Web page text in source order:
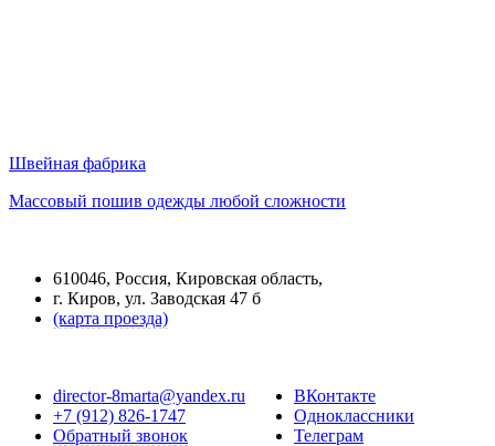
Швейная фабрика
Массовый пошив одежды любой сложности
610046, Россия, Кировская область,
г. Киров, ул. Заводская 47 б
(карта проезда)
director-8marta@yandex.ru
+7 (912) 826-1747
Обратный звонок
ВКонтакте
Одноклассники
Телеграм